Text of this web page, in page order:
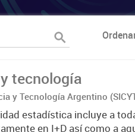
tecnología
y Tecnología Argentino
estadística incluye a
en I+D así como a